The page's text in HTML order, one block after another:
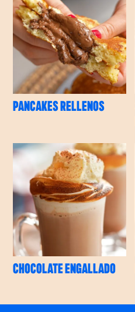
PANCAKES RELLENOS
CHOCOLATE ENGALLADO